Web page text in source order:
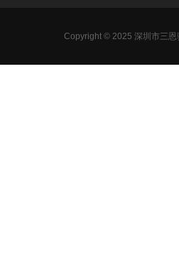
Copyright © 2025 深圳市三